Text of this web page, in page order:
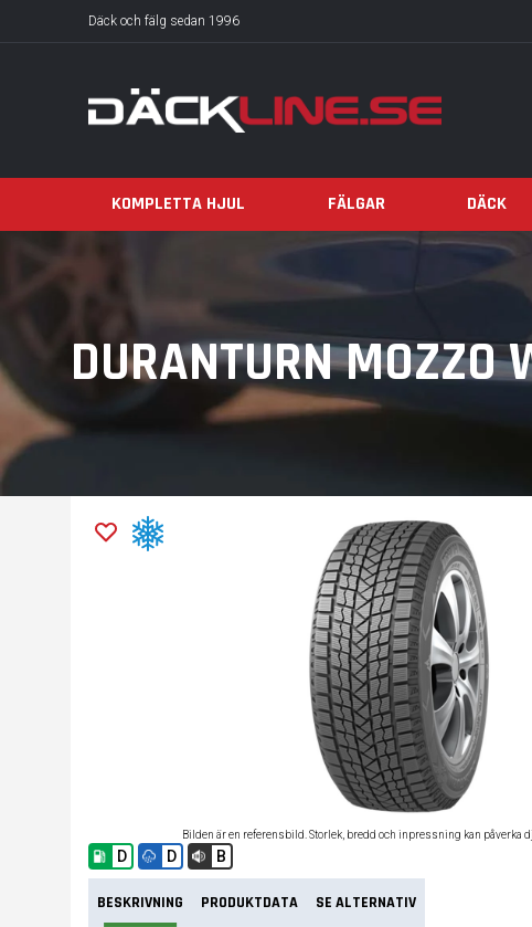
Däck och fälg sedan 1996
KOMPLETTA HJUL FÄLGAR DÄCK
DURANTURN
Bilden är en referensbild. Storlek, bredd och inpressning kan påverka
D D B
BESKRIVNING PRODUKTDATA SE ALTERNATIV